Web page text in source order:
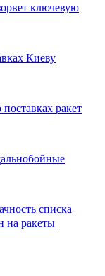
ключевую
Киеву
ракет
списка
на ракеты